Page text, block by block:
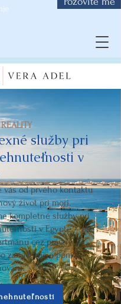
služby pri
v
vás od prvého kontaktu
život pri mori.
kompletné služby pri
v Egypte – od
cez právny
zariadenie a pomoc